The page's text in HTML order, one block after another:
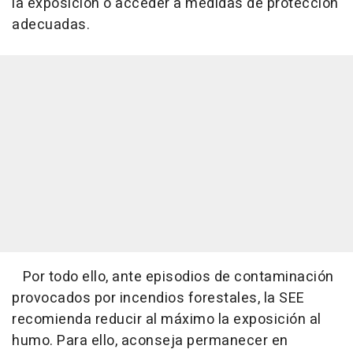
adecuadas.
Por todo ello, ante episodios de contaminación
provocados por incendios forestales, la SEE
recomienda reducir al máximo la exposición al
humo. Para ello, aconseja permanecer en